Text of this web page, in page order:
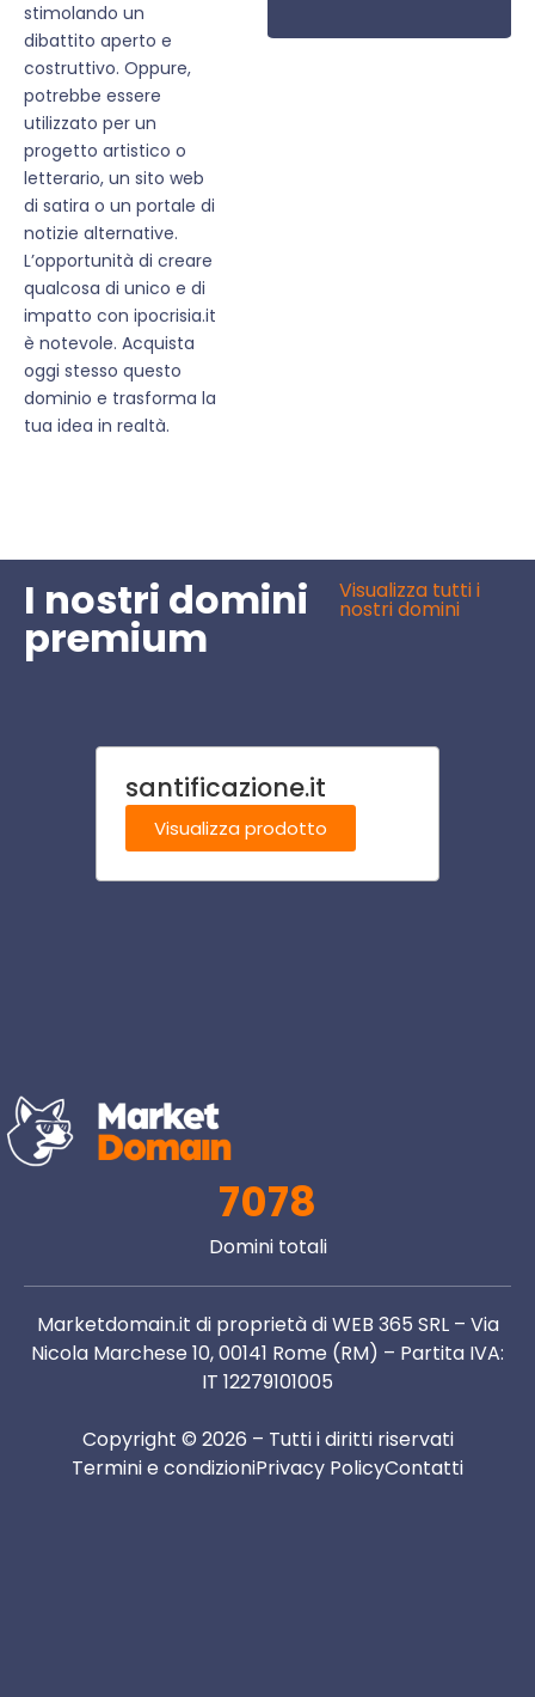
stimolando un
dibattito aperto e
costruttivo. Oppure,
potrebbe essere
utilizzato per un
progetto artistico o
letterario, un sito web
di satira o un portale di
notizie alternative.
L’opportunità di creare
qualcosa di unico e di
impatto con ipocrisia.it
è notevole. Acquista
oggi stesso questo
dominio e trasforma la
tua idea in realtà.
I nostri domini
premium
Visualizza tutti i
nostri domini
santificazione.it
Visualizza prodotto
7078
Domini totali
Marketdomain.it di proprietà di WEB 365 SRL – Via
Nicola Marchese 10, 00141 Rome (RM) – Partita IVA:
IT 12279101005
Copyright © 2026 – Tutti i diritti riservati
Termini e condizioniPrivacy PolicyContatti